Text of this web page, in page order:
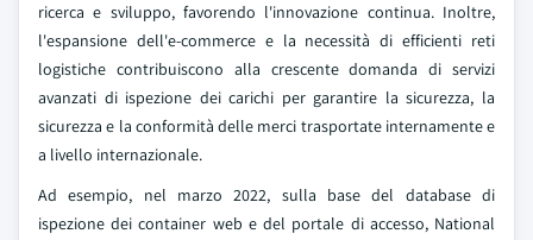
ricerca e sviluppo, favorendo l'innovazione continua. Inoltre,
l'espansione dell'e-commerce e la necessità di efficienti reti
logistiche contribuiscono alla crescente domanda di servizi
avanzati di ispezione dei carichi per garantire la sicurezza, la
sicurezza e la conformità delle merci trasportate internamente e
a livello internazionale.
Ad esempio, nel marzo 2022, sulla base del database di
ispezione dei container web e del portale di accesso, National